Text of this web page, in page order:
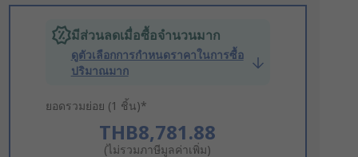
มีส่วนลดเมื่อซื้อจำนวนมาก
ดูตัวเลือกการกำหนดราคาในการซื้อ
ปริมาณมาก
ยอดรวมย่อย (1 ชิ้น)*
THB8,781.88
(ไม่รวมภาษีมูลค่าเพิ่ม)